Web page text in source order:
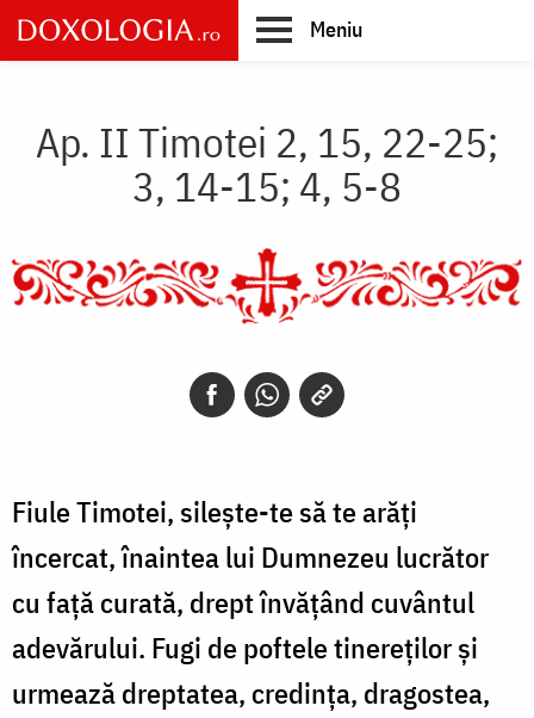
Skip
to
main
Meniu
Ap. II Timotei 2, 15, 22-25;
3, 14-15; 4, 5-8
Fiule Timotei, sileşte-te să te arăţi
încercat, înaintea lui Dumnezeu lucrător
cu faţă curată, drept învăţând cuvântul
adevărului. Fugi de poftele tinereţilor şi
urmează dreptatea, credinţa, dragostea,